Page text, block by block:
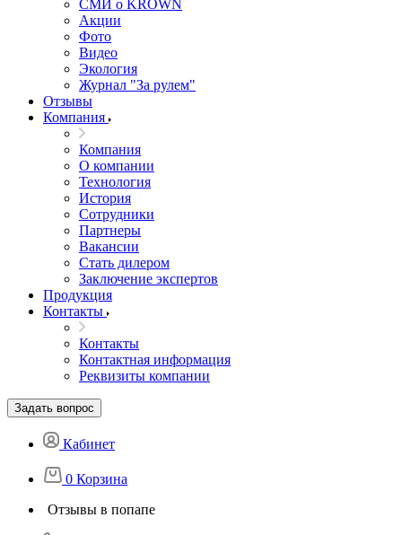
СМИ о KROWN
Акции
Фото
Видео
Экология
Журнал "За рулем"
Отзывы
Компания
Компания
О компании
Технология
История
Сотрудники
Партнеры
Вакансии
Стать дилером
Заключение экспертов
Продукция
Контакты
Контакты
Контактная информация
Реквизиты компании
Задать вопрос
Кабинет
0 Корзина
Отзывы в попапе